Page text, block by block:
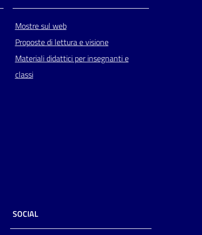
Mostre sul web
Proposte di lettura e visione
Materiali didattici per insegnanti e
classi
SOCIAL